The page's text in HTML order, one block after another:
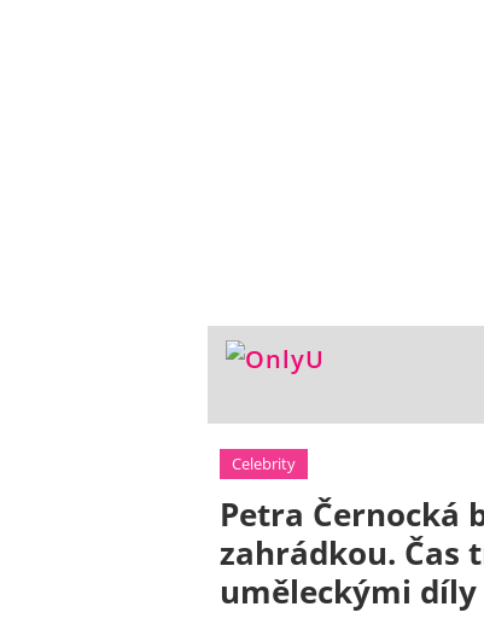
Celebrity
Petra Černocká
zahrádkou. Čas
uměleckými díly